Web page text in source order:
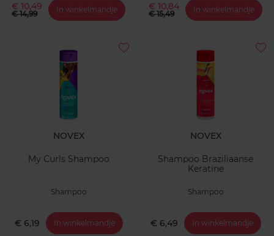
€ 10,49
€ 14,99 In winkelmandje € 10,84
€ 15,49 In winkelmandje
NOVEX
My Curls Shampoo
Shampoo
€ 6,19 In winkelmandje
NOVEX
Shampoo Braziliaanse
Keratine
Shampoo
€ 6,49 In winkelmandje